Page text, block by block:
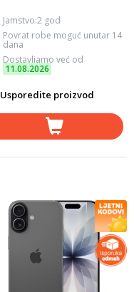
Jamstvo:2 god
Povrat robe moguć unutar 14
dana
Dostavljamo već od
11.08.2026
Usporedite proizvod